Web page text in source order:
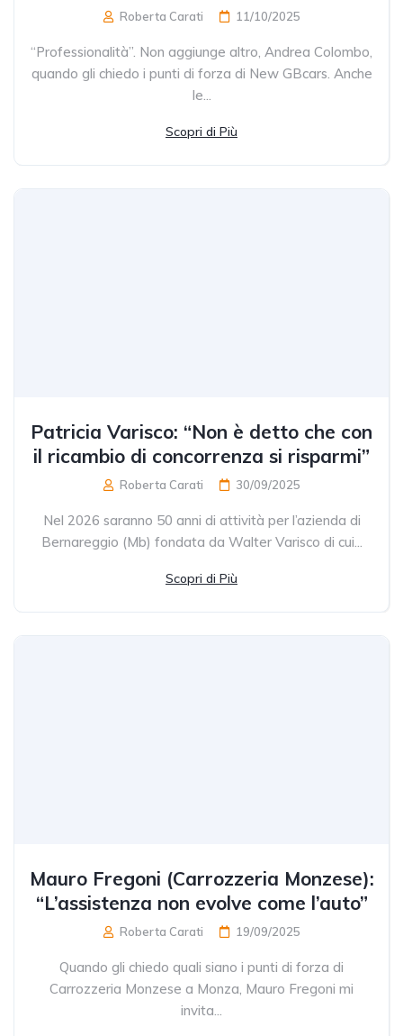
Roberta Carati 11/10/2025
“Professionalità”. Non aggiunge altro, Andrea Colombo,
quando gli chiedo i punti di forza di New GBcars. Anche
le...
Scopri di Più
Patricia Varisco: “Non è detto che con
il ricambio di concorrenza si risparmi”
Roberta Carati 30/09/2025
Nel 2026 saranno 50 anni di attività per l’azienda di
Bernareggio (Mb) fondata da Walter Varisco di cui...
Scopri di Più
Mauro Fregoni (Carrozzeria Monzese):
“L’assistenza non evolve come l’auto”
Roberta Carati 19/09/2025
Quando gli chiedo quali siano i punti di forza di
Carrozzeria Monzese a Monza, Mauro Fregoni mi
invita...